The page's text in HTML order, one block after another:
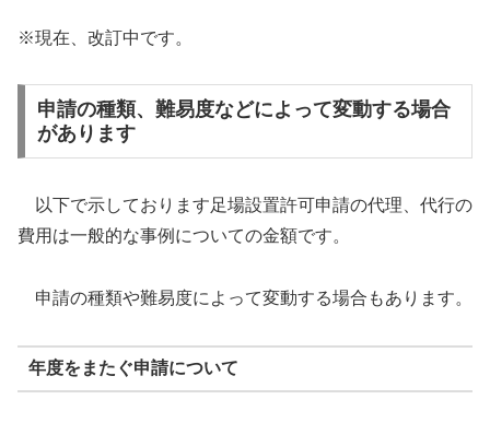
※現在、改訂中です。
申請の種類、難易度などによって変動する場合
があります
以下で示しております足場設置許可申請の代理、代行の
費用は一般的な事例についての金額です。
申請の種類や難易度によって変動する場合もあります。
年度をまたぐ申請について